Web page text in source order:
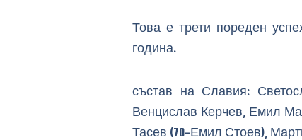
Това е трети пореден
година.
състав на Славия:
Венцислав Керчев, Емил
Тасев (70-Емил Стоев),